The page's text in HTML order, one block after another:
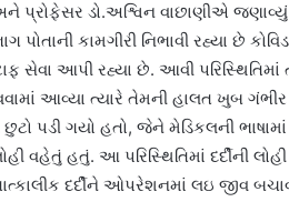
પ્રોફેસર ડો.અશ્વિન વાછાણીએ જણાવ્યું
કામગીરી નિભાવી રહ્યા છે
સેવા આપી રહ્યા છે. આવી
આવ્યા ત્યારે તેમની હાલત ખુબ
છુટો પડી ગયો હતો, જેને મેડિકલની
વહેતું હતું. આ પરિસ્થિતિમાં દર્દીની
દર્દીને ઓપરેશનમાં લઇ જીવ